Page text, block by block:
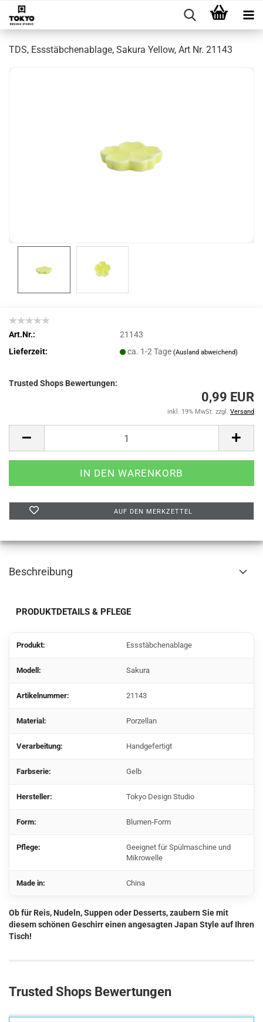
TDS, Essstäbchenablage, Sakura Yellow, Art Nr. 21143
Art.Nr.:
21143
Lieferzeit:
ca. 1-2 Tage(Ausland abweichend)
Trusted Shops Bewertungen:
0,99 EUR
inkl. 19% MwSt. zzgl. Versand
AUF DEN MERKZETTEL
Beschreibung
PRODUKTDETAILS & PFLEGE
Produkt: Essstäbchenablage
Modell: Sakura
Artikelnummer: 21143
Material: Porzellan
Verarbeitung: Handgefertigt
Farbserie: Gelb
Hersteller: Tokyo Design Studio
Form: Blumen-Form
Pflege:
Geeignet für Spülmaschine und
Mikrowelle
Made in: China
Ob für Reis, Nudeln, Suppen oder Desserts, zaubern Sie mit
diesem schönen Geschirr einen angesagten Japan Style auf Ihren
Tisch!
Trusted Shops Bewertungen